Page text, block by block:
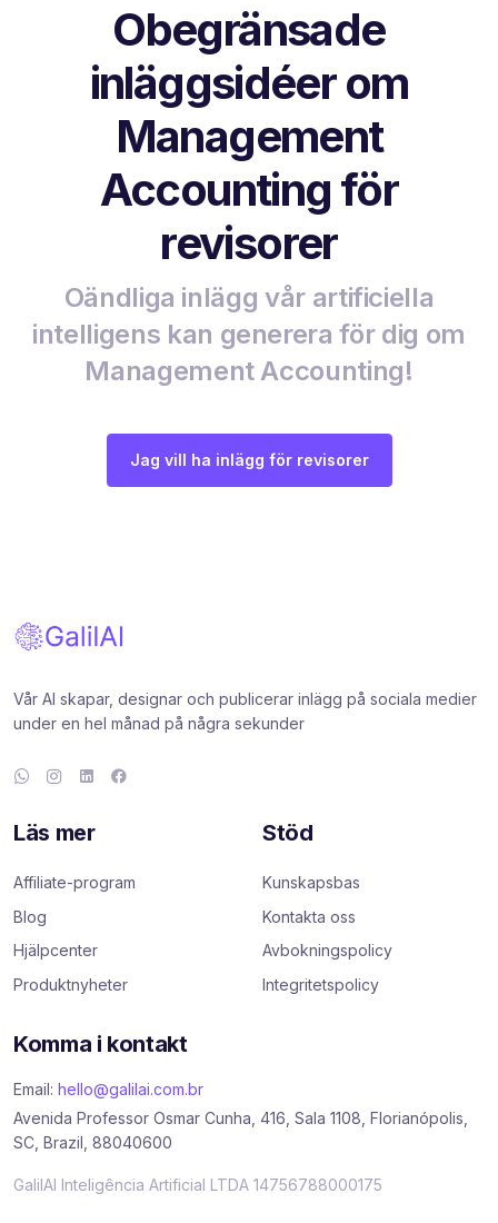
Obegränsade
inläggsidéer om
Management
Accounting för
revisorer
Oändliga inlägg vår artificiella
intelligens kan generera för dig om
Management Accounting!
Jag vill ha inlägg för revisorer
Vår AI skapar, designar och publicerar inlägg på sociala medier
under en hel månad på några sekunder
Läs mer
Affiliate-program
Blog
Hjälpcenter
Produktnyheter
Stöd
Kunskapsbas
Kontakta oss
Avbokningspolicy
Integritetspolicy
Komma i kontakt
Email: hello@galilai.com.br
Avenida Professor Osmar Cunha, 416, Sala 1108, Florianópolis,
SC, Brazil, 88040600
GalilAI Inteligência Artificial LTDA 14756788000175